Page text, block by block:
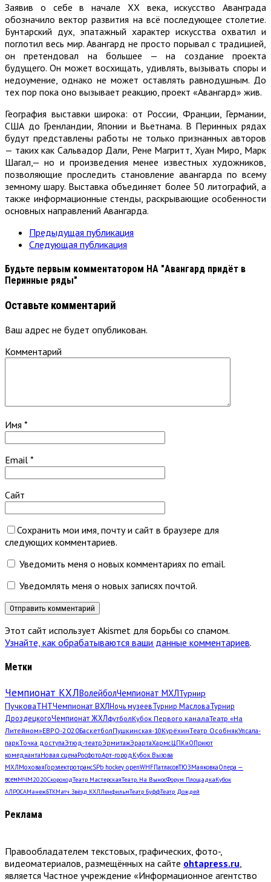
Заявив о себе в начале ХХ века, искусство Аванграда
обозначило вектор развития на всё последующее столетие.
Бунтарский дух, эпатажный характер искусства охватил и
поглотил весь мир. Авангард не просто порывал с традицией,
он претендовал на большее — на создание проекта
будущего. Он может восхищать, удивлять, вызывать споры и
недоумение, однако не может оставлять равнодушным. До
тех пор пока оно вызывает реакцию, проект «Авангард» жив.
География выставки широка: от России, Франции, Германии,
США до Гренландии, Японии и Вьетнама. В Перинных рядах
будут представлены работы не только признанных авторов
— таких как Сальвадор Дали, Рене Магритт, Хуан Миро, Марк
Шагал,— но и произведения менее известных художников,
позволяющие проследить становление авангарда по всему
земному шару. Выставка объединяет более 50 литографий, а
также информационные стенды, раскрывающие особенности
основных направлений Авангарда.
Предыдущая публикация
Следующая публикация
Будьте первым комментатором НА "Авангард придёт в
Перинные ряды"
Оставьте комментарий
Ваш адрес не будет опубликован.
Комментарий
Имя *
Email *
Сайт
Сохранить мои имя, почту и сайт в браузере для
следующих комментариев.
Уведомить меня о новых комментариях по email.
Уведомлять меня о новых записях почтой.
Этот сайт использует Akismet для борьбы со спамом.
Узнайте, как обрабатываются ваши данные комментариев.
Метки
Чемпионат КХЛВолейболЧемпионат МХЛТурнир
ПучковаТНТЧемпионат ВХЛНочь музеевТурнир МасловаТурнир
ДроздецкогоЧемпионат ЖХЛфутболКубок Первого каналаТеатр «На
Литейном»ЕВРО-2020БаскетболПушкинская-10КурёхинТеатр ОсобнякУпсала-
паркТочка доступаЭтюд-театрЭрмитажЭрартаХармсЦПКиОПриют
комедиантаНовая сценаРосфотоАрт-город Кубок Вызова
МХЛМоховаяГорэлектротрансSPb hockey openWHFПатласовТЮЗМаяковкаОпера —
всемМЧМ2020СкороходТеатр МастерскаяТеатр. На ВыносФорум ПлощадкаКубок
АЛРОСАМанежБТКМатч Звёзд КХЛЛенфильмТеатр БуффТеатр Дождей
Реклама
Правообладателем текстовых, графических, фото-,
видеоматериалов, размещённых на сайте ohtapress.ru,
является Частное учреждение «Информационное агентство